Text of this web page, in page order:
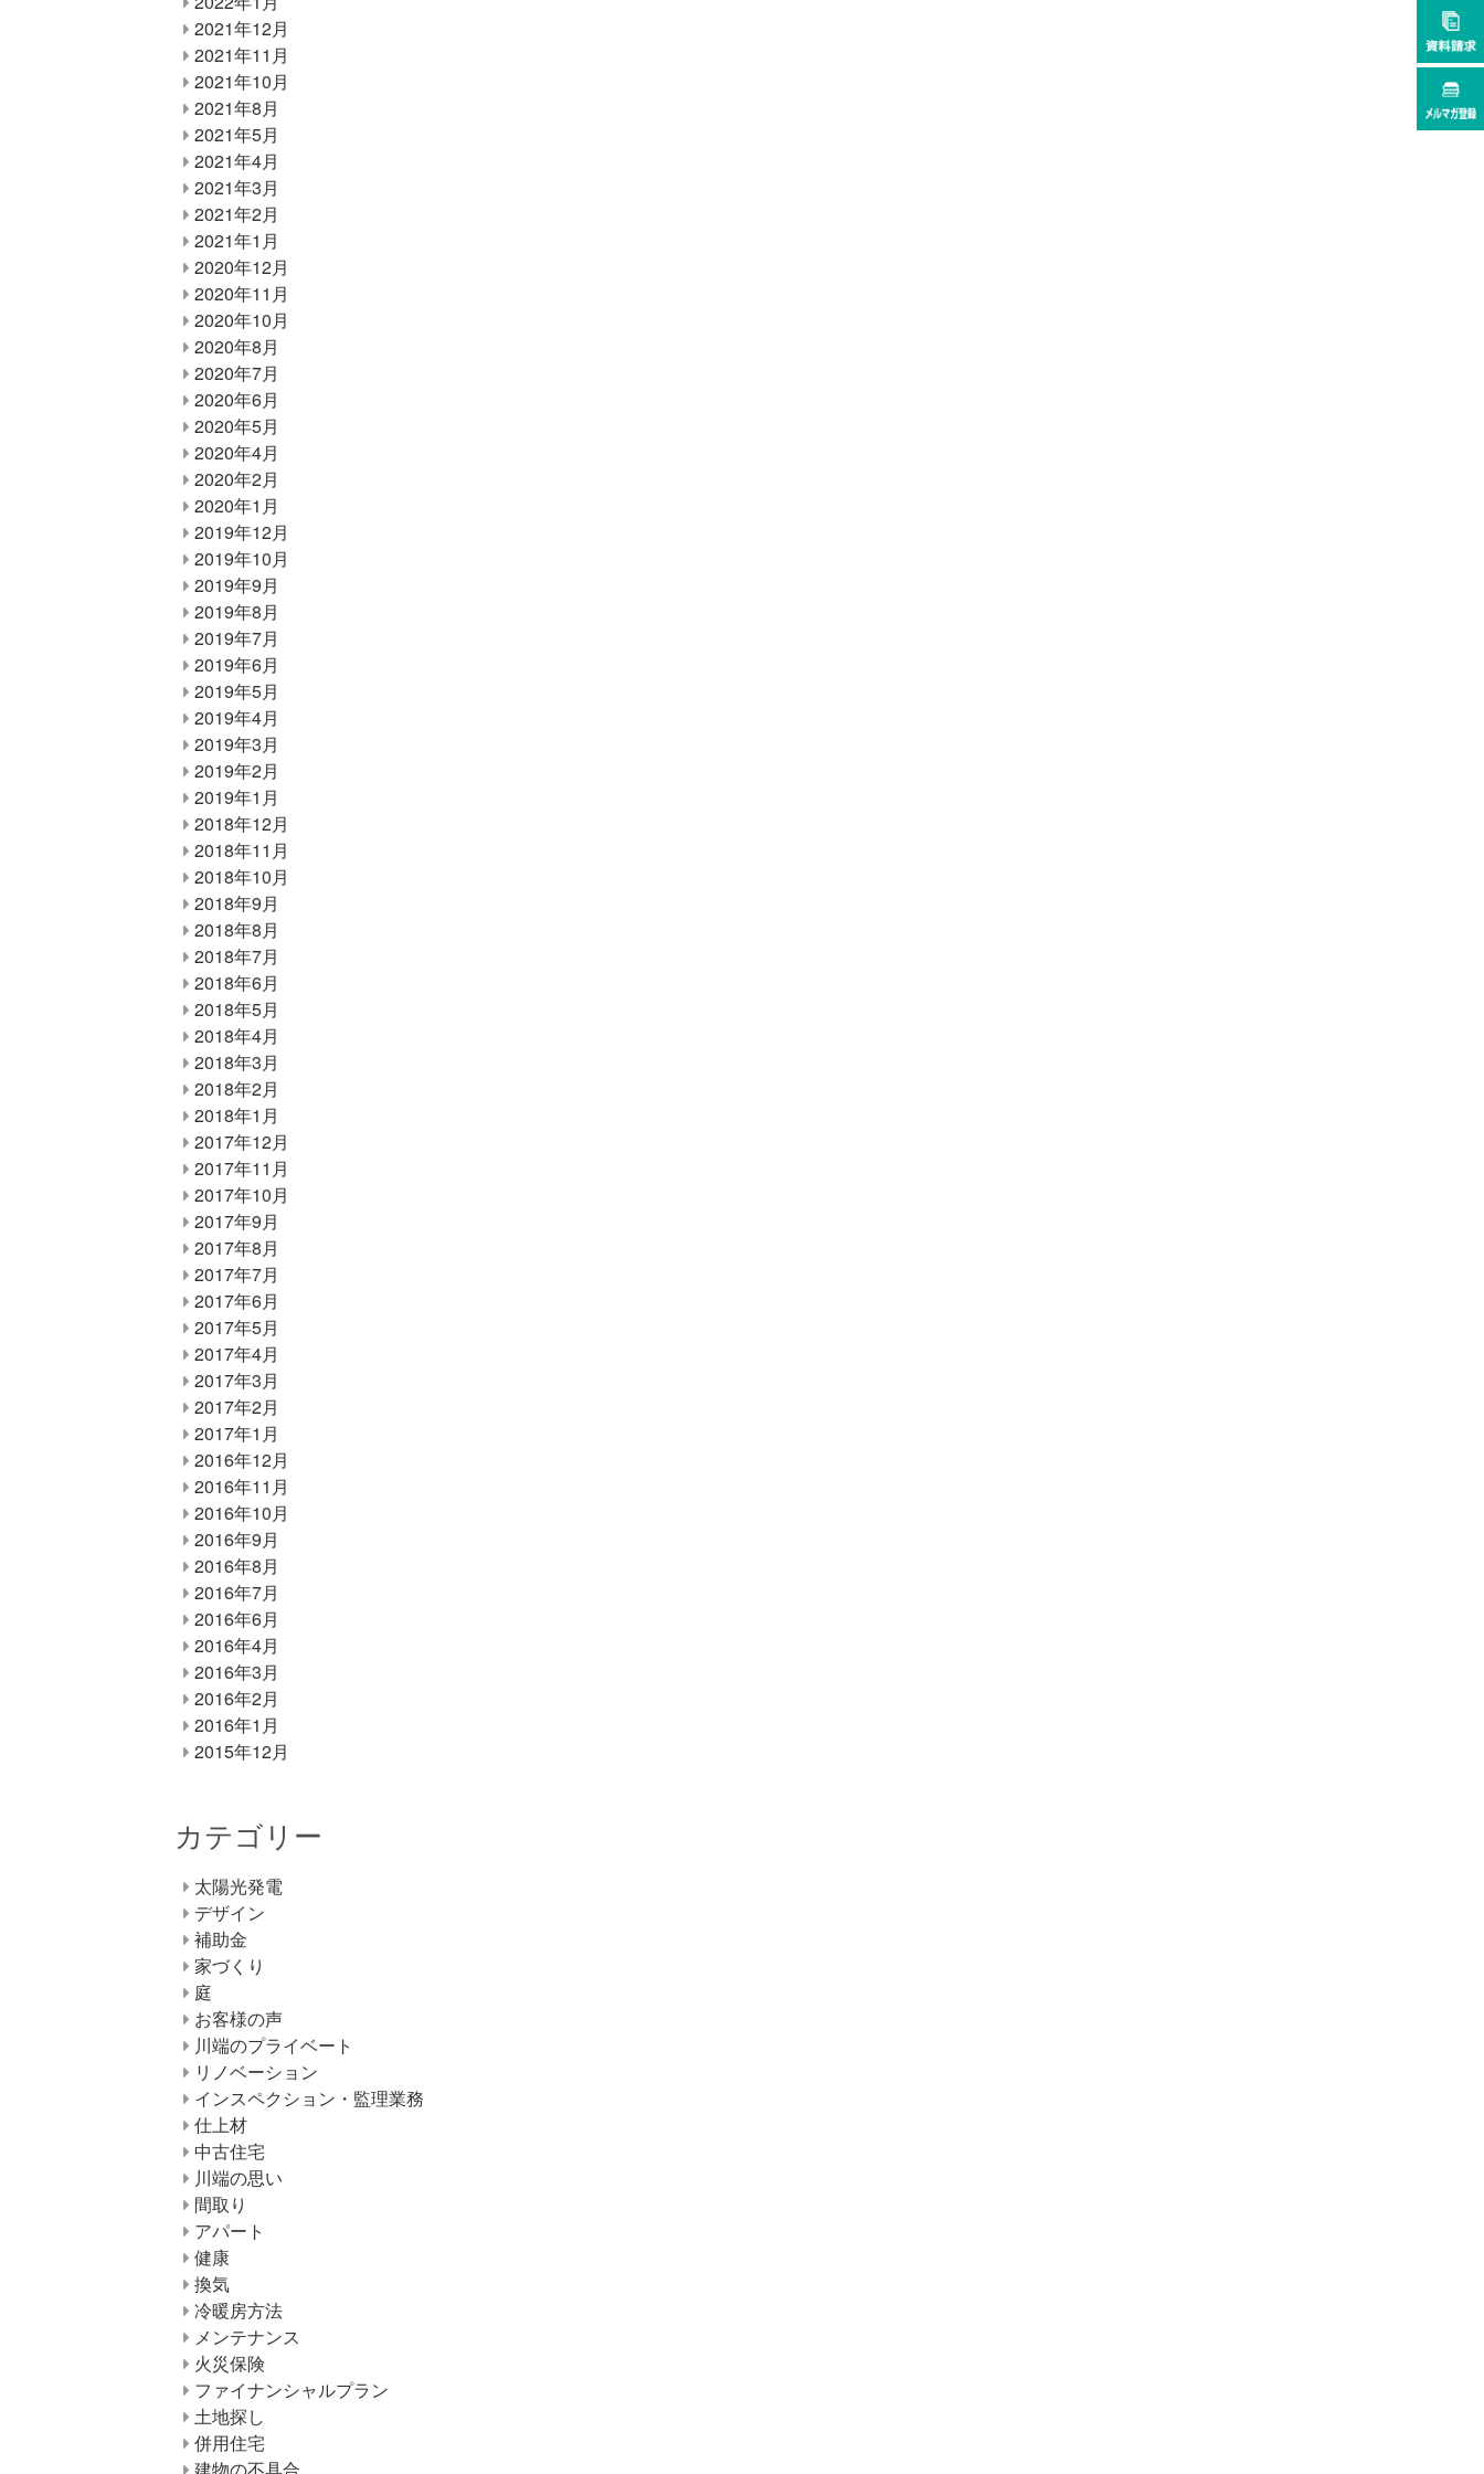
2021年12月
2021年11月
2021年10月
2021年8月
2021年5月
2021年4月
2021年3月
2021年2月
2021年1月
2020年12月
2020年11月
2020年10月
2020年8月
2020年7月
2020年6月
2020年5月
2020年4月
2020年2月
2020年1月
2019年12月
2019年10月
2019年9月
2019年8月
2019年7月
2019年6月
2019年5月
2019年4月
2019年3月
2019年2月
2019年1月
2018年12月
2018年11月
2018年10月
2018年9月
2018年8月
2018年7月
2018年6月
2018年5月
2018年4月
2018年3月
2018年2月
2018年1月
2017年12月
2017年11月
2017年10月
2017年9月
2017年8月
2017年7月
2017年6月
2017年5月
2017年4月
2017年3月
2017年2月
2017年1月
2016年12月
2016年11月
2016年10月
2016年9月
2016年8月
2016年7月
2016年6月
2016年4月
2016年3月
2016年2月
2016年1月
2015年12月
カテゴリー
太陽光発電
デザイン
補助金
家づくり
庭
お客様の声
川端のプライベート
リノベーション
インスペクション・監理業務
仕上材
中古住宅
川端の思い
間取り
アパート
健康
換気
冷暖房方法
メンテナンス
火災保険
ファイナンシャルプラン
土地探し
併用住宅
建物の不具合